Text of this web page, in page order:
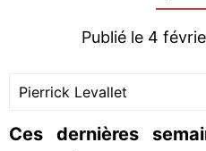
Publié le 4
Pierrick Levallet
Ces dernières